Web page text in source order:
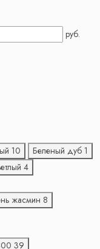
руб.
10 Беленый дуб 1
4
жасмин 8
39